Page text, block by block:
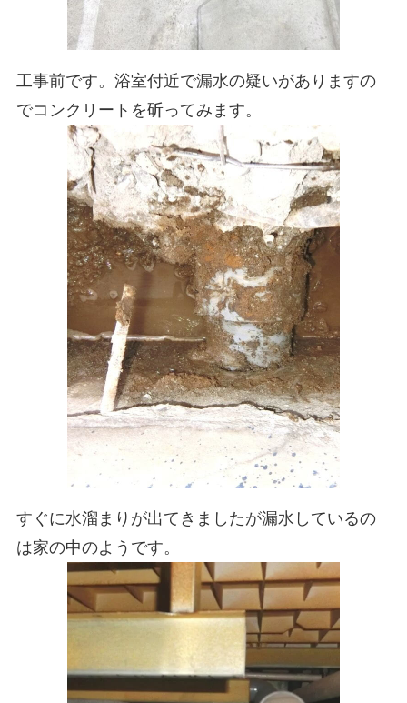
工事前です。浴室付近で漏水の疑いがありますの
でコンクリートを斫ってみます。
すぐに水溜まりが出てきましたが漏水しているの
は家の中のようです。